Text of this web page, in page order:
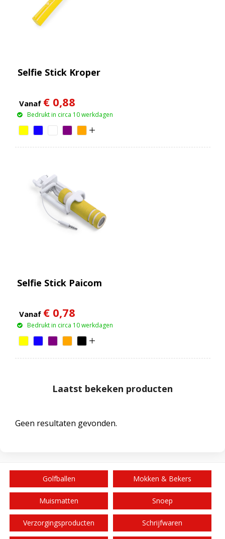
Selfie Stick Kroper
Vanaf € 0,88
Bedrukt in circa 10 werkdagen
Selfie Stick Paicom
Vanaf € 0,78
Bedrukt in circa 10 werkdagen
Laatst bekeken producten
Geen resultaten gevonden.
Golfballen Mokken & Bekers
Muismatten Snoep
Verzorgingsproducten Schrijfwaren